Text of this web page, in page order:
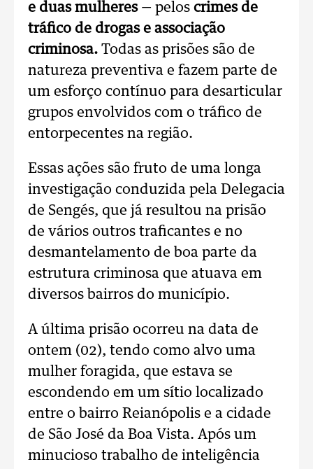
e duas mulheres — pelos crimes de
tráfico de drogas e associação
criminosa. Todas as prisões são de
natureza preventiva e fazem parte de
um esforço contínuo para desarticular
grupos envolvidos com o tráfico de
entorpecentes na região.
Essas ações são fruto de uma longa
investigação conduzida pela Delegacia
de Sengés, que já resultou na prisão
de vários outros traficantes e no
desmantelamento de boa parte da
estrutura criminosa que atuava em
diversos bairros do município.
A última prisão ocorreu na data de
ontem (02), tendo como alvo uma
mulher foragida, que estava se
escondendo em um sítio localizado
entre o bairro Reianópolis e a cidade
de São José da Boa Vista. Após um
minucioso trabalho de inteligência